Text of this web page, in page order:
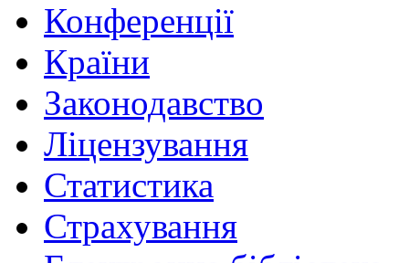
Конференції
Країни
Законодавство
Ліцензування
Статистика
Страхування